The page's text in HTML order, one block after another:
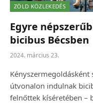
ZÖLD KÖZLEKEDÉS
Egyre
bicibus Bécsben
2024. március 23.
útvonalon indulnak
felnőttek kíséretében –